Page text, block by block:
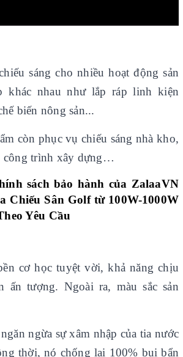
sáng cho nhiều hoạt động sản
khác nhau như lắp ráp linh kiện
biến nông sản...
còn phục vụ chiếu sáng nhà kho,
công trình xây dựng…
sách bảo hành của ZalaaVN
Chiếu Sân Golf từ 100W-1000W
Yêu Cầu
cơ học tuyệt vời, khả năng chịu
ấn tượng. Ngoài ra, màu sắc sản
ngừa sự xâm nhập của tia nước
thời, nó chống lại 100% bụi bẩn